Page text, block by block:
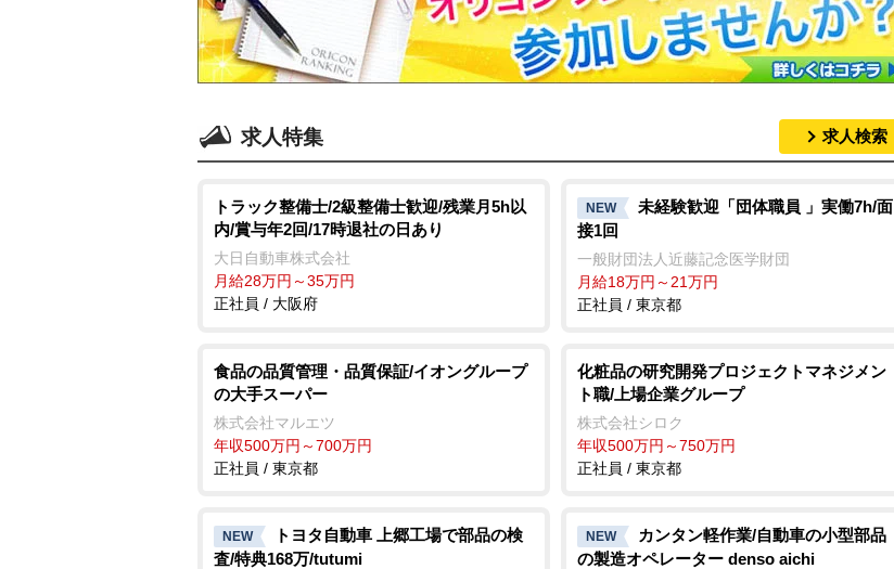
求人特集 求人検索
トラック整備士/2級整備士歓迎/残業月5h以
内/賞与年2回/17時退社の日あり
大日自動車株式会社
月給28万円～35万円
正社員 / 大阪府
NEW
未経験歓迎「団体職員 」実働7h/面
接1回
一般財団法人近藤記念医学財団
月給18万円～21万円
正社員 / 東京都
食品の品質管理・品質保証/イオングループ
の大手スーパー
株式会社マルエツ
年収500万円～700万円
正社員 / 東京都
化粧品の研究開発プロジェクトマネジメン
ト職/上場企業グループ
株式会社シロク
年収500万円～750万円
正社員 / 東京都
NEW
トヨタ自動車 上郷工場で部品の検
査/特典168万/tutumi
NEW
カンタン軽作業/自動車の小型部品
の製造オペレーター denso aichi